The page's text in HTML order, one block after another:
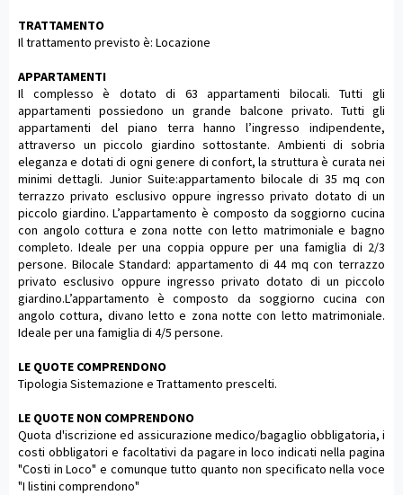
TRATTAMENTO
Il trattamento previsto è: Locazione
APPARTAMENTI
Il complesso è dotato di 63 appartamenti bilocali. Tutti gli
appartamenti possiedono un grande balcone privato. Tutti gli
appartamenti del piano terra hanno l’ingresso indipendente,
attraverso un piccolo giardino sottostante. Ambienti di sobria
eleganza e dotati di ogni genere di confort, la struttura è curata nei
minimi dettagli. Junior Suite:appartamento bilocale di 35 mq con
terrazzo privato esclusivo oppure ingresso privato dotato di un
piccolo giardino. L’appartamento è composto da soggiorno cucina
con angolo cottura e zona notte con letto matrimoniale e bagno
completo. Ideale per una coppia oppure per una famiglia di 2/3
persone. Bilocale Standard: appartamento di 44 mq con terrazzo
privato esclusivo oppure ingresso privato dotato di un piccolo
giardino.L’appartamento è composto da soggiorno cucina con
angolo cottura, divano letto e zona notte con letto matrimoniale.
Ideale per una famiglia di 4/5 persone.
LE QUOTE COMPRENDONO
Tipologia Sistemazione e Trattamento prescelti.
LE QUOTE NON COMPRENDONO
Quota d'iscrizione ed assicurazione medico/bagaglio obbligatoria, i
costi obbligatori e facoltativi da pagare in loco indicati nella pagina
"Costi in Loco" e comunque tutto quanto non specificato nella voce
"I listini comprendono"